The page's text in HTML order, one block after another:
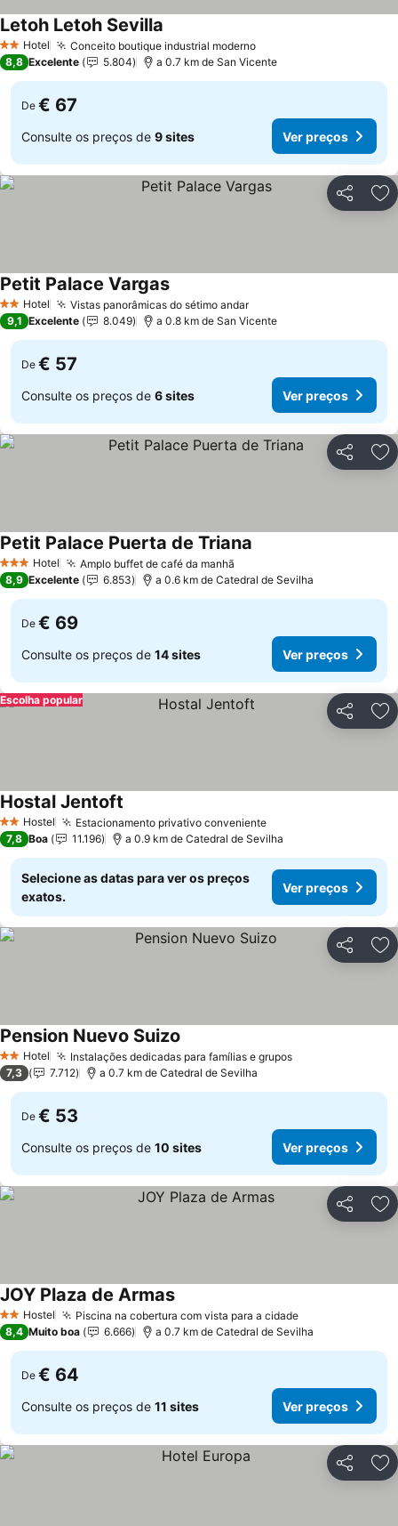
2 Estrelas
Hotel Conceito boutique industrial modernoVer preços
Letoh Letoh Sevilla
8,8 Excelente 5.804 a 0.7 km de San Vicente
De € 67
Consulte os preços de 9 sites Ver preços
Partilhar
2 Estrelas
Hotel Vistas panorâmicas do sétimo andarVer preços
Petit Palace VargasVer preços
9,1 Excelente 8.049 a 0.8 km de San Vicente
De € 57
Consulte os preços de 6 sites Ver preços
Partilhar
3 EstrelasHotel Amplo buffet de café da manhã
Petit Palace Puerta de Triana
8,9 Excelente 6.853 a 0.6 km de Catedral de Sevilha
De € 69
Consulte os preços de 14 sites Ver preços
Partilhar
Escolha popular
2 Estrelas
Hostel Estacionamento privativo convenienteVer preços
Hostal Jentoft
7,8 Boa 11.196 a 0.9 km de Catedral de Sevilha
Selecione as datas para ver os preços
exatos.
Ver preços
Partilhar
2 Estrelas
Hotel Instalações dedicadas para famílias e gruposVer preços
Pension Nuevo Suizo
7,3 7.712 a 0.7 km de Catedral de Sevilha
De € 53
Consulte os preços de 10 sites Ver preços
Partilhar
2 Estrelas
Hostel Piscina na cobertura com vista para a cidadeVer preços
JOY Plaza de ArmasVer preços
8,4 Muito boa 6.666 a 0.7 km de Catedral de Sevilha
De € 64
Consulte os preços de 11 sites Ver preços
Partilhar